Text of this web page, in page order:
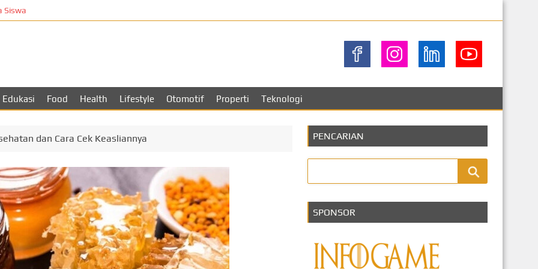
Edukasi Food Health Lifestyle Otomotif Properti Teknologi
dan Cara Cek Keasliannya PENCARIAN
SPONSOR